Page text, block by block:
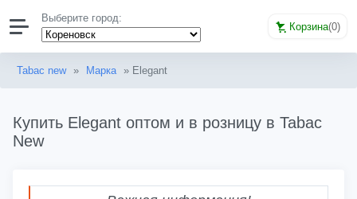
Выберите город:
Корзина(0)
Tabac new » Марка » Elegant
Купить Elegant оптом и в розницу в Tabac
New